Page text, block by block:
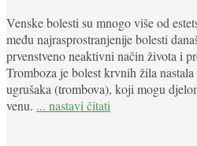
Venske bolesti su mnogo više od
među najrasprostranjenije bolesti
prvenstveno neaktivni način života i
Tromboza je bolest krvnih žila
ugrušaka (trombova), koji mogu
venu. ... nastavi čitati